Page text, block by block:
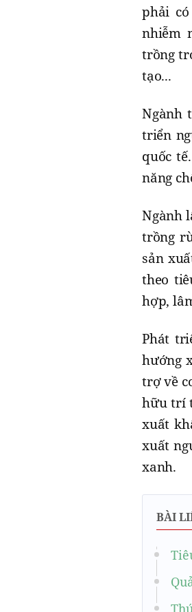
phải
nhiễm
trồng
tạo...
Ngành
triển
quốc
năng
Ngành
trồng
sản
theo
hợp,
Phát
hướng
trợ về
hữu trí
xuất
xuất
xanh.
BÀI